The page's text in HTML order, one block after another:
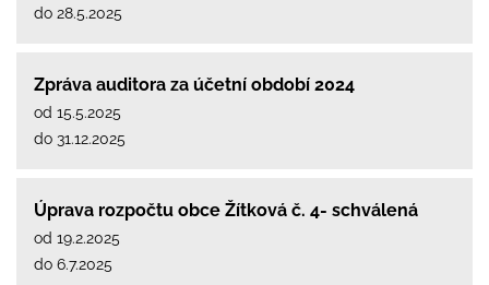
do 28.5.2025
Zpráva auditora za účetní období 2024
od 15.5.2025
do 31.12.2025
Úprava rozpočtu obce Žítková č. 4- schválená
od 19.2.2025
do 6.7.2025